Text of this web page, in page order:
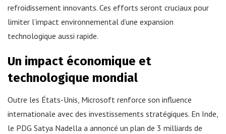
refroidissement innovants. Ces efforts seront cruciaux pour
limiter l’impact environnemental d’une expansion
technologique aussi rapide.
Un impact économique et
technologique mondial
Outre les États-Unis, Microsoft renforce son influence
internationale avec des investissements stratégiques. En Inde,
le PDG Satya Nadella a annoncé un plan de 3 milliards de